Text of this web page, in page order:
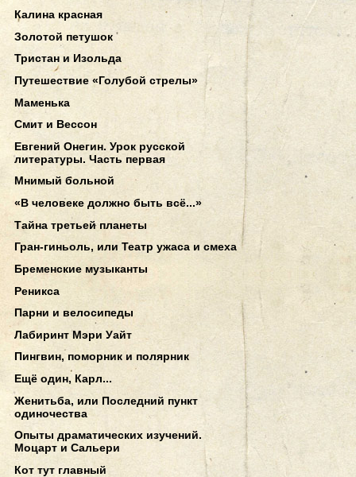
Калина красная
Золотой петушок
Тристан и Изольда
Путешествие «Голубой стрелы»
Маменька
Смит и Вессон
Евгений Онегин. Урок русской
литературы. Часть первая
Мнимый больной
«В человеке должно быть всё...»
Тайна третьей планеты
Гран-гиньоль, или Театр ужаса и смеха
Бременские музыканты
Реникса
Парни и велосипеды
Лабиринт Мэри Уайт
Пингвин, поморник и полярник
Ещё один, Карл...
Женитьба, или Последний пункт
одиночества
Опыты драматических изучений.
Моцарт и Сальери
Кот тут главный